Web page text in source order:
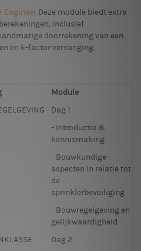
EngineerDeze module biedt extra
inclusief
doorrekening van een
en k-factor vervanging.
Module
Dag 1
- Introductie &
kennismaking
- Bouwkundige
aspecten in relatie tot
de
sprinklerbeveiliging
- Bouwregelgeving en
gelijkwaardigheid
Dag 2